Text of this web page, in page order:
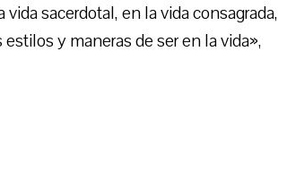
sacerdotal, en la vida consagrada,
y maneras de ser en la vida»,